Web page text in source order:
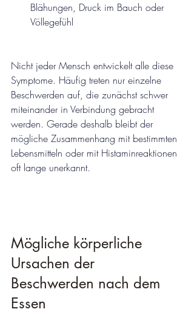
Blähungen, Druck im Bauch oder
Völlegefühl
Nicht jeder Mensch entwickelt alle diese
Symptome. Häufig treten nur einzelne
Beschwerden auf, die zunächst schwer
miteinander in Verbindung gebracht
werden. Gerade deshalb bleibt der
mögliche Zusammenhang mit bestimmten
Lebensmitteln oder mit Histaminreaktionen
oft lange unerkannt.
Mögliche körperliche
Ursachen der
Beschwerden nach dem
Essen